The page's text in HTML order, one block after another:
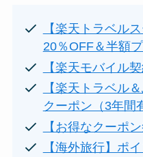
【楽天トラベル
20％OFF＆半額
【楽天モバイル
【楽天トラベル
クーポン（3年間
【お得なクーポ
【海外旅行】ポ